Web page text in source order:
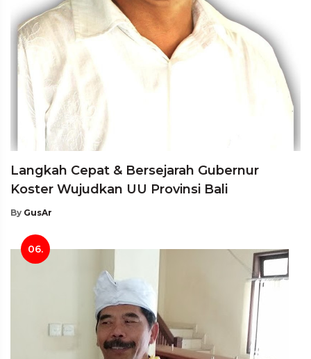
Langkah Cepat & Bersejarah Gubernur
Koster Wujudkan UU Provinsi Bali
By GusAr
06.